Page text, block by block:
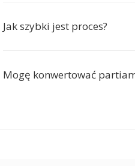
Jak szybki jest proces?
Mogę konwertować